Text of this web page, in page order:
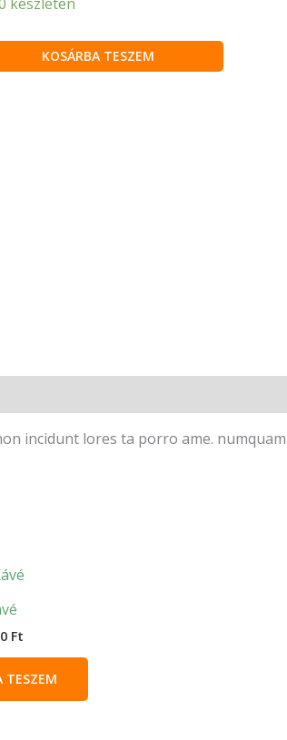
KOSÁRBA TESZEM
incidunt lores ta porro ame.
Ft
TESZEM